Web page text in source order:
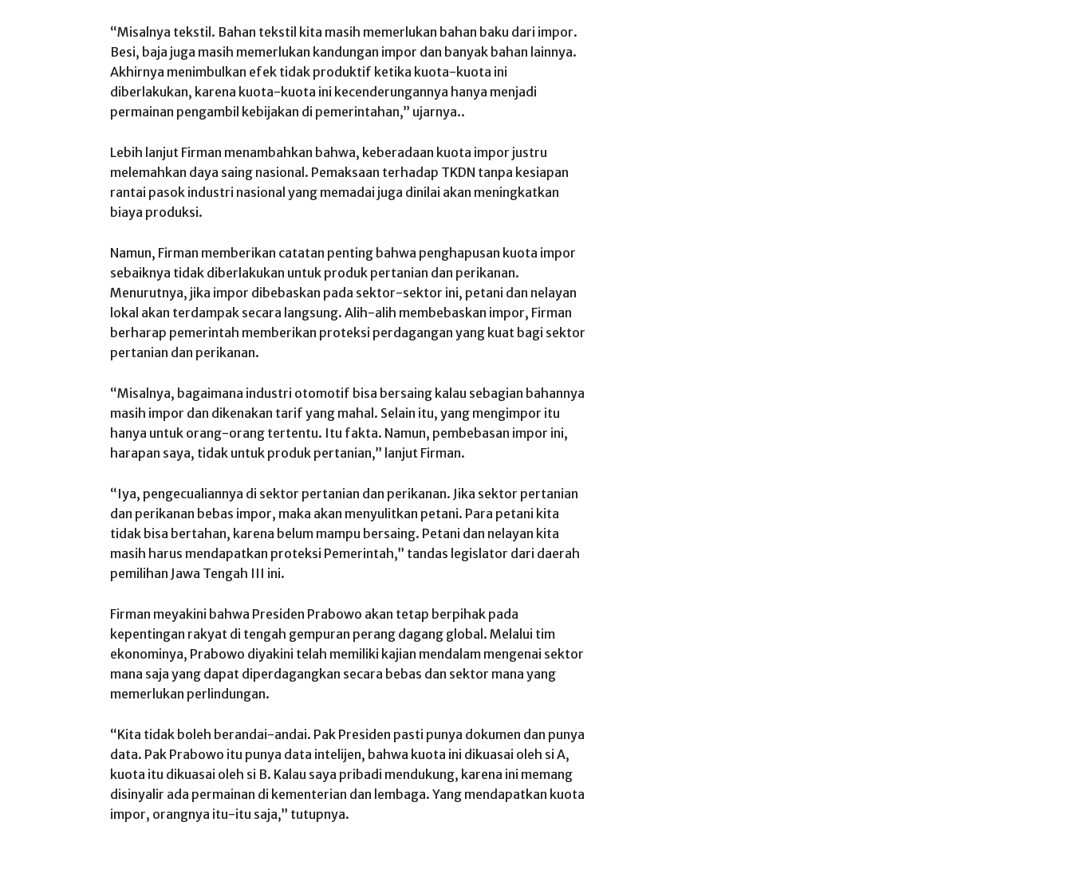
“Misalnya tekstil. Bahan tekstil kita masih memerlukan bahan baku dari impor.
Besi, baja juga masih memerlukan kandungan impor dan banyak bahan lainnya.
Akhirnya menimbulkan efek tidak produktif ketika kuota-kuota ini
diberlakukan, karena kuota-kuota ini kecenderungannya hanya menjadi
permainan pengambil kebijakan di pemerintahan,” ujarnya..
Lebih lanjut Firman menambahkan bahwa, keberadaan kuota impor justru
melemahkan daya saing nasional. Pemaksaan terhadap TKDN tanpa kesiapan
rantai pasok industri nasional yang memadai juga dinilai akan meningkatkan
biaya produksi.
Namun, Firman memberikan catatan penting bahwa penghapusan kuota impor
sebaiknya tidak diberlakukan untuk produk pertanian dan perikanan.
Menurutnya, jika impor dibebaskan pada sektor-sektor ini, petani dan nelayan
lokal akan terdampak secara langsung. Alih-alih membebaskan impor, Firman
berharap pemerintah memberikan proteksi perdagangan yang kuat bagi sektor
pertanian dan perikanan.
“Misalnya, bagaimana industri otomotif bisa bersaing kalau sebagian bahannya
masih impor dan dikenakan tarif yang mahal. Selain itu, yang mengimpor itu
hanya untuk orang-orang tertentu. Itu fakta. Namun, pembebasan impor ini,
harapan saya, tidak untuk produk pertanian,” lanjut Firman.
“Iya, pengecualiannya di sektor pertanian dan perikanan. Jika sektor pertanian
dan perikanan bebas impor, maka akan menyulitkan petani. Para petani kita
tidak bisa bertahan, karena belum mampu bersaing. Petani dan nelayan kita
masih harus mendapatkan proteksi Pemerintah,” tandas legislator dari daerah
pemilihan Jawa Tengah III ini.
Firman meyakini bahwa Presiden Prabowo akan tetap berpihak pada
kepentingan rakyat di tengah gempuran perang dagang global. Melalui tim
ekonominya, Prabowo diyakini telah memiliki kajian mendalam mengenai sektor
mana saja yang dapat diperdagangkan secara bebas dan sektor mana yang
memerlukan perlindungan.
“Kita tidak boleh berandai-andai. Pak Presiden pasti punya dokumen dan punya
data. Pak Prabowo itu punya data intelijen, bahwa kuota ini dikuasai oleh si A,
kuota itu dikuasai oleh si B. Kalau saya pribadi mendukung, karena ini memang
disinyalir ada permainan di kementerian dan lembaga. Yang mendapatkan kuota
impor, orangnya itu-itu saja,” tutupnya.